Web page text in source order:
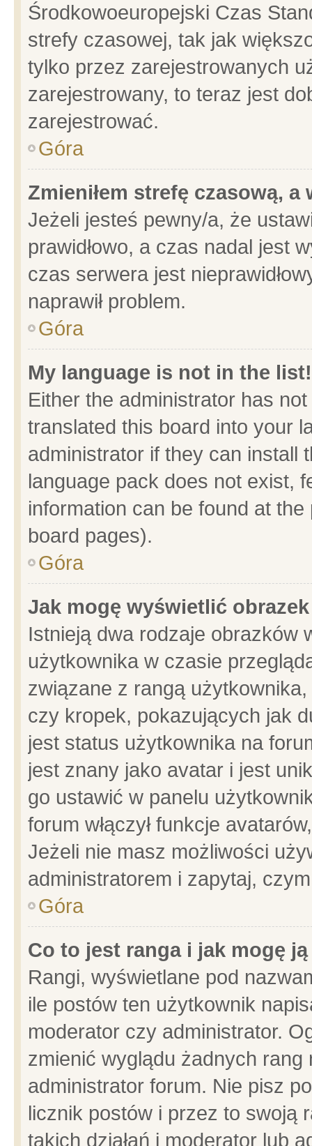
Środkowoeuropejski Czas
strefy czasowej, tak jak
tylko przez zarejestrowanych
zarejestrowany, to teraz jest
zarejestrować.
Góra
Zmieniłem strefę czasową,
Jeżeli jesteś pewny/a, że
prawidłowo, a czas nadal jest
czas serwera jest
naprawił problem.
Góra
My language is not in the list!
Either the administrator has
translated this board into your
administrator if they can install
language pack does not exist,
information can be found at
board pages).
Góra
Jak mogę wyświetlić
Istnieją dwa rodzaje obrazków
użytkownika w czasie
związane z rangą
czy kropek, pokazujących jak
jest status użytkownika na
jest znany jako avatar i jest
go ustawić w panelu
forum włączył funkcje
Jeżeli nie masz możliwości
administratorem i zapytaj,
Góra
Co to jest ranga i jak mogę
Rangi, wyświetlane pod
ile postów ten użytkownik
moderator czy administrator.
zmienić wyglądu żadnych
administrator forum. Nie pisz
licznik postów i przez to swoją
takich działań i moderator lub